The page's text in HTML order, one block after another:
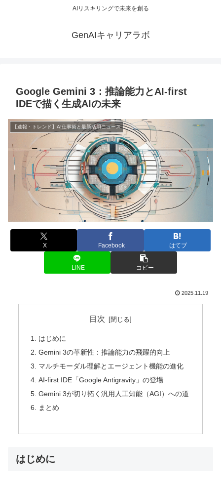
AIリスキリングで未来を創る
GenAIキャリアラボ
Google Gemini 3：推論能力とAI-first
IDEで描く生成AIの未来
【速報・トレンド】AI仕事術と最新活用ニュース
X Facebook はてブ
LINE コピー
2025.11.19
目次
はじめに
Gemini 3の革新性：推論能力の飛躍的向上
マルチモーダル理解とエージェント機能の進化
AI-first IDE「Google Antigravity」の登場
Gemini 3が切り拓く汎用人工知能（AGI）への道
まとめ
はじめに